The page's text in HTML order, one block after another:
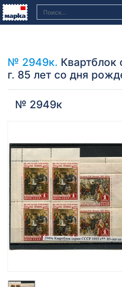
№ 2949к. Квартблок
г. 85 лет со дня
№ 2949к